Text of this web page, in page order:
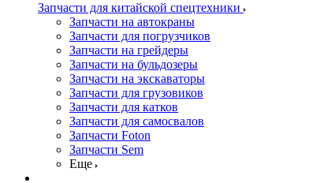
Запчасти для китайской спецтехники
Запчасти на автокраны
Запчасти для погрузчиков
Запчасти на грейдеры
Запчасти на бульдозеры
Запчасти на экскаваторы
Запчасти для грузовиков
Запчасти для катков
Запчасти для самосвалов
Запчасти Foton
Запчасти Sem
Еще